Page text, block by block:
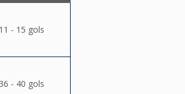
11 - 15 gols
36 - 40 gols